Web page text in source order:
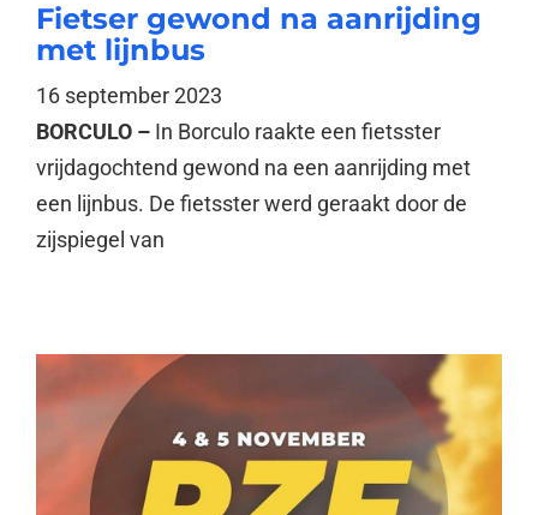
Fietser gewond na aanrijding
met lijnbus
16 september 2023
BORCULO – In Borculo raakte een fietsster
vrijdagochtend gewond na een aanrijding met
een lijnbus. De fietsster werd geraakt door de
zijspiegel van